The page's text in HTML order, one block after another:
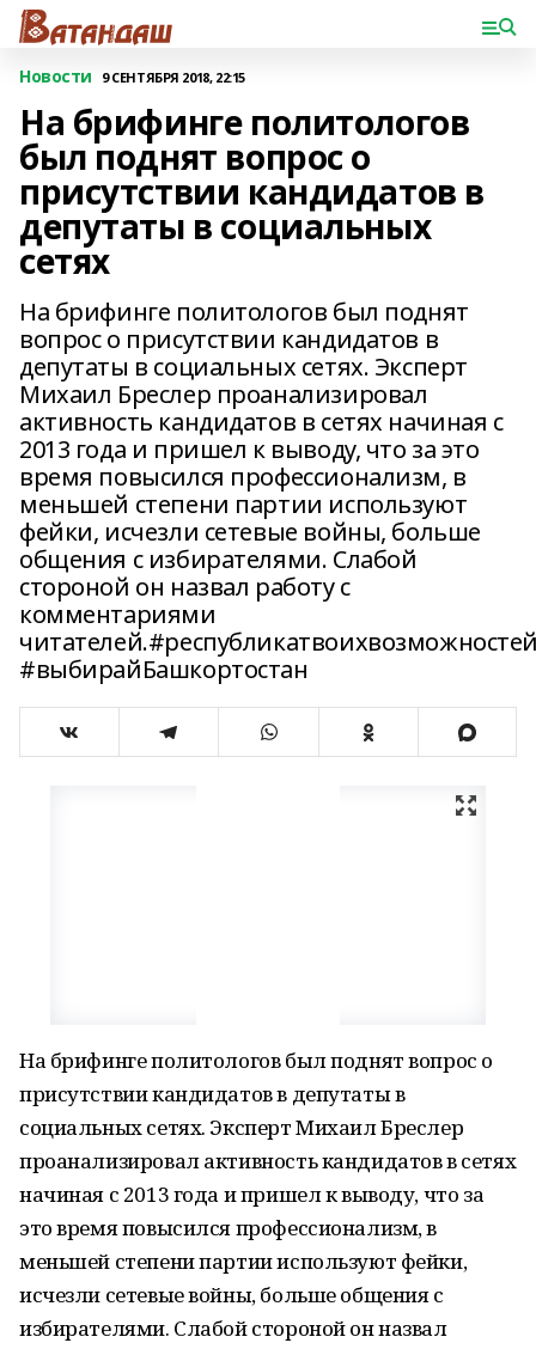
Новости 9 СЕНТЯБРЯ 2018, 22:15
На брифинге политологов
был поднят вопрос о
присутствии кандидатов в
депутаты в социальных
сетях
На брифинге политологов был поднят
вопрос о присутствии кандидатов в
депутаты в социальных сетях. Эксперт
Михаил Бреслер проанализировал
активность кандидатов в сетях начиная с
2013 года и пришел к выводу, что за это
время повысился профессионализм, в
меньшей степени партии используют
фейки, исчезли сетевые войны, больше
общения с избирателями. Слабой
стороной он назвал работу с
комментариями
#выбирайБашкортостан
На брифинге политологов был поднят вопрос о
присутствии кандидатов в депутаты в
социальных сетях. Эксперт Михаил Бреслер
проанализировал активность кандидатов в сетях
начиная с 2013 года и пришел к выводу, что за
это время повысился профессионализм, в
меньшей степени партии используют фейки,
исчезли сетевые войны, больше общения с
избирателями. Слабой стороной он назвал